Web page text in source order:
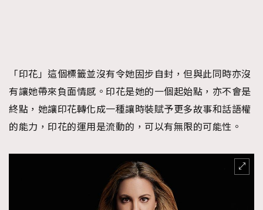
「印花」這個標籤並沒有令她固步自封，但與此同時亦沒
有讓她帶來負面情感。印花是她的一個起始點，亦不會是
終點，她讓印花轉化成一種讓時裝賦予更多故事和話語權
的能力，印花的運用是流動的，可以有無限的可能性。